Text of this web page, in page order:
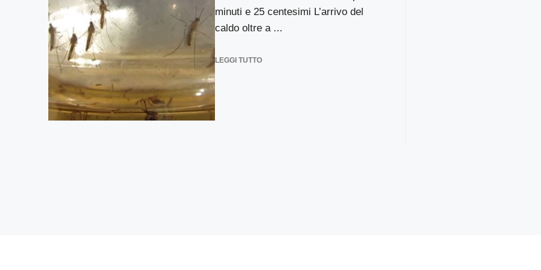
minuti e 25 centesimi L’arrivo del
caldo oltre a ...
LEGGI TUTTO